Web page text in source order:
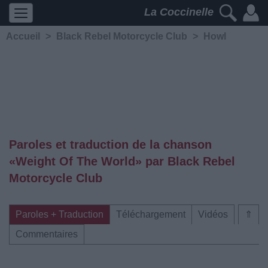
La Coccinelle
Accueil > Black Rebel Motorcycle Club > Howl
Paroles et traduction de la chanson
«Weight Of The World» par Black Rebel
Motorcycle Club
⇑
Paroles + Traduction Téléchargement
Vidéos
Commentaires